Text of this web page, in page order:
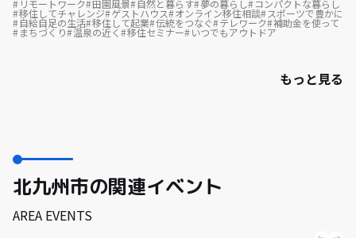
リモートワーク 田園風景 自然と暮らす 夢の暮らし コンパクトな暮らし
移住してチャレンジ ゲストハウス オンライン移住相談 スポーツで豊かに
自給自足の生活 移住して起業 伝統をつなぐ テレワーク 補助金を使って
まちづくり 温泉の近く 移住セミナー いつでもアウトドア
もっと見る
北九州市の関連イベント
AREA EVENTS